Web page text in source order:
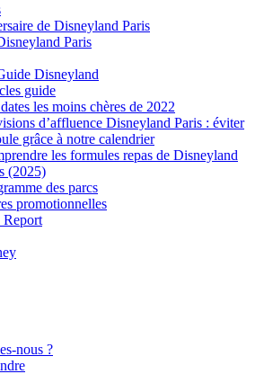
de Disneyland Paris
Paris
Disneyland
guide
les moins chères de 2022
d’affluence Disneyland Paris : éviter
grâce à notre calendrier
les formules repas de Disneyland
(2025)
des parcs
promotionnelles
Report
nous ?